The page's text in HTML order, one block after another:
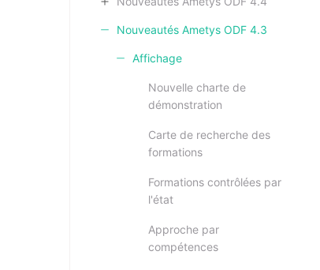
Nouveautés Ametys ODF 4.3
Affichage
Nouvelle charte de
démonstration
Carte de recherche des
formations
Formations contrôlées par
l'état
Approche par
compétences